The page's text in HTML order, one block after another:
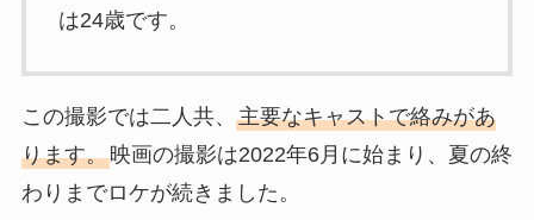
は24歳です。
この撮影では二人共、 主要なキャストで絡みがあ
ります。映画の撮影は2022年6月に始まり、夏の終
わりまでロケが続きました。